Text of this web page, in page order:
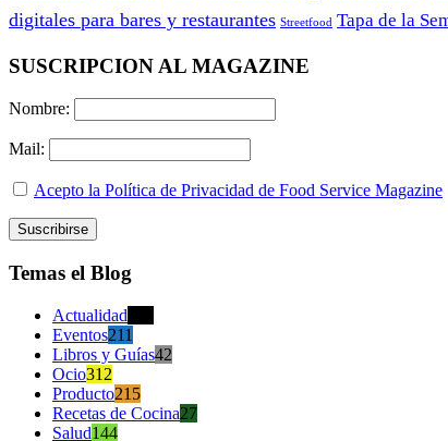
digitales para bares y restaurantes Streetfood Tapa de la
SUSCRIPCION AL MAGAZINE
Nombre:
Mail:
Acepto la Política de Privacidad de Food Service Magazine
Temas el Blog
Actualidad
Eventos211
Libros y Guías42
Ocio312
Producto215
Recetas de Cocina27
Salud144